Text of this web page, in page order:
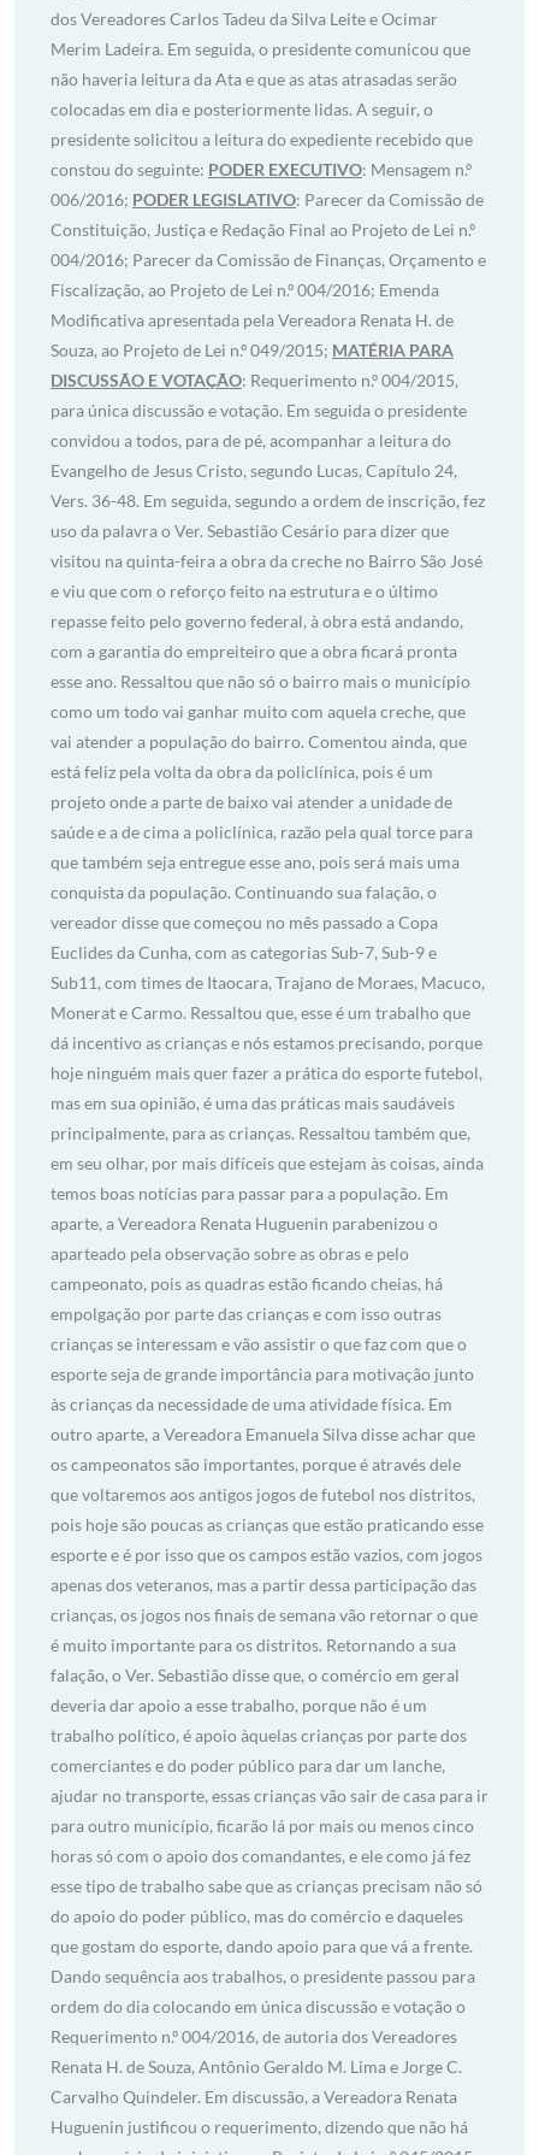
dos Vereadores Carlos Tadeu da Silva Leite e Ocimar
Merim Ladeira. Em seguida, o presidente comunicou que
não haveria leitura da Ata e que as atas atrasadas serão
colocadas em dia e posteriormente lidas. A seguir, o
presidente solicitou a leitura do expediente recebido que
constou do seguinte: PODER EXECUTIVO: Mensagem n.º
006/2016; PODER LEGISLATIVO: Parecer da Comissão de
Constituição, Justiça e Redação Final ao Projeto de Lei n.º
004/2016; Parecer da Comissão de Finanças, Orçamento e
Fiscalização, ao Projeto de Lei n.º 004/2016; Emenda
Modificativa apresentada pela Vereadora Renata H. de
Souza, ao Projeto de Lei n.º 049/2015; MATÉRIA PARA
DISCUSSÃO E VOTAÇÃO: Requerimento n.º 004/2015,
para única discussão e votação. Em seguida o presidente
convidou a todos, para de pé, acompanhar a leitura do
Evangelho de Jesus Cristo, segundo Lucas, Capítulo 24,
Vers. 36-48. Em seguida, segundo a ordem de inscrição, fez
uso da palavra o Ver. Sebastião Cesário para dizer que
visitou na quinta-feira a obra da creche no Bairro São José
e viu que com o reforço feito na estrutura e o último
repasse feito pelo governo federal, à obra está andando,
com a garantia do empreiteiro que a obra ficará pronta
esse ano. Ressaltou que não só o bairro mais o município
como um todo vai ganhar muito com aquela creche, que
vai atender a população do bairro. Comentou ainda, que
está feliz pela volta da obra da policlínica, pois é um
projeto onde a parte de baixo vai atender a unidade de
saúde e a de cima a policlínica, razão pela qual torce para
que também seja entregue esse ano, pois será mais uma
conquista da população. Continuando sua falação, o
vereador disse que começou no mês passado a Copa
Euclides da Cunha, com as categorias Sub-7, Sub-9 e
Sub11, com times de Itaocara, Trajano de Moraes, Macuco,
Monerat e Carmo. Ressaltou que, esse é um trabalho que
dá incentivo as crianças e nós estamos precisando, porque
hoje ninguém mais quer fazer a prática do esporte futebol,
mas em sua opinião, é uma das práticas mais saudáveis
principalmente, para as crianças. Ressaltou também que,
em seu olhar, por mais difíceis que estejam às coisas, ainda
temos boas notícias para passar para a população. Em
aparte, a Vereadora Renata Huguenin parabenizou o
aparteado pela observação sobre as obras e pelo
campeonato, pois as quadras estão ficando cheias, há
empolgação por parte das crianças e com isso outras
crianças se interessam e vão assistir o que faz com que o
esporte seja de grande importância para motivação junto
às crianças da necessidade de uma atividade física. Em
outro aparte, a Vereadora Emanuela Silva disse achar que
os campeonatos são importantes, porque é através dele
que voltaremos aos antigos jogos de futebol nos distritos,
pois hoje são poucas as crianças que estão praticando esse
esporte e é por isso que os campos estão vazios, com jogos
apenas dos veteranos, mas a partir dessa participação das
crianças, os jogos nos finais de semana vão retornar o que
é muito importante para os distritos. Retornando a sua
falação, o Ver. Sebastião disse que, o comércio em geral
deveria dar apoio a esse trabalho, porque não é um
trabalho político, é apoio àquelas crianças por parte dos
comerciantes e do poder público para dar um lanche,
ajudar no transporte, essas crianças vão sair de casa para ir
para outro município, ficarão lá por mais ou menos cinco
horas só com o apoio dos comandantes, e ele como já fez
esse tipo de trabalho sabe que as crianças precisam não só
do apoio do poder público, mas do comércio e daqueles
que gostam do esporte, dando apoio para que vá a frente.
Dando sequência aos trabalhos, o presidente passou para
ordem do dia colocando em única discussão e votação o
Requerimento n.º 004/2016, de autoria dos Vereadores
Renata H. de Souza, Antônio Geraldo M. Lima e Jorge C.
Carvalho Quindeler. Em discussão, a Vereadora Renata
Huguenin justificou o requerimento, dizendo que não há